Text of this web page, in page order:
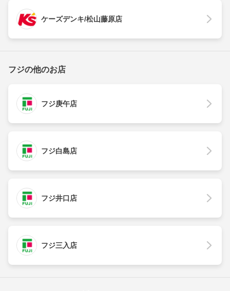
ケーズデンキ/松山藤原店
フジの他のお店
フジ庚午店
フジ白島店
フジ井口店
フジ三入店